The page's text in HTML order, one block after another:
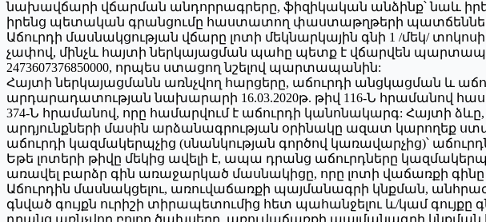
նախավճարի վճարման անդորրագրերը, ֆիզիկական անձինք՝ նաև
իրենց պետական գրանցումը հաստատող փաստաթղթերի
Աճուրդի մասնակցության վճարը լոտի մեկնարկային գնի 1 /մեկ/
չափով, մինչև հայտի ներկայացման պահը պետք է վճարվեն
2473607376850000, որպես ստացող նշելով պարտապանին:
Հայտի ներկայացմանն առնչվող հարցերը, աճուրդի անցկացման և
արդարադատության նախարարի 16.03.2020թ. թիվ 116-Ն հրամանով
374-Ն հրամանով, որը համարվում է աճուրդի կանոնակարգ: Հայտի
արդյունքների մասին արձանագրության օրինակը ազատ կարողեք
աճուրդի կազմակերպչից (սնանկության գործով կառավարչից)՝
Եթե լոտերի թիվը մեկից ավելի է, ապա դրանց աճուրդները
առավել բարձր գին առաջարկած մասնակիցը, որը լոտի վաճառքի
Աճուրդին մասնակցելու, առուվաճառքի պայմանագրի կնքման,
գնված գույքն ուրիշի տիրապետումից հետ պահանջելու և/կամ
դրանց առնչվող բոլոր ծախսերը, առուվաճառքի պայմանագրի